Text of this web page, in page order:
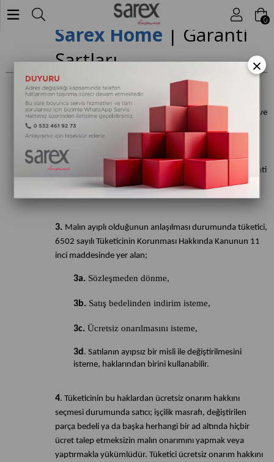
0
Sarex Home | Garanti
Şartları
1.Garanti süresi, malın teslim tarihinden itibaren başlar ve
3 yıldır.
2.Malın bütün parçaları dahil olmak üzere tamamı garanti
kapsamındadır.
3. Malın ayıplı olduğunun anlaşılması durumunda tüketici,
6502 sayılı Tüketicinin Korunması Hakkında Kanunun 11
inci maddesinde yer alan;
3a. Sözleşmeden dönme,
3b. Satış bedelinden indirim isteme,
3c. Ücretsiz onarılmasını isteme,
3d . Satılanın ayıpsız bir misli ile değiştirilmesini
isteme, haklarından birini kullanabilir.
4. Tüketicinin bu haklardan ücretsiz onarım hakkını
seçmesi durumunda satıcı; işçilik masrafı, değiştirilen
parça bedeli ya da başka herhangi bir ad altında hiçbir
ücret talep etmeksizin malın onarımını yapmak veya
yaptırmakla yükümlüdür. Tüketici ücretsiz onarım hakkını
×